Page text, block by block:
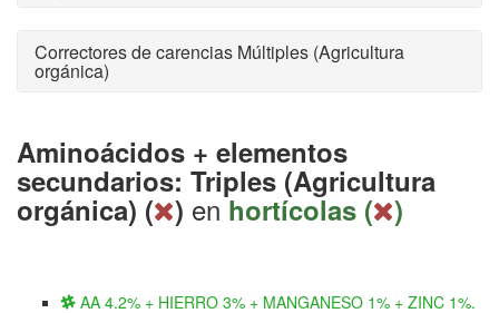
Correctores de carencias Múltiples (Agricultura
orgánica)
Aminoácidos + elementos
secundarios: Triples (Agricultura
orgánica) ( ) enhortícolas ( )
AA 4.2% + HIERRO 3% + MANGANESO 1% + ZINC 1%.